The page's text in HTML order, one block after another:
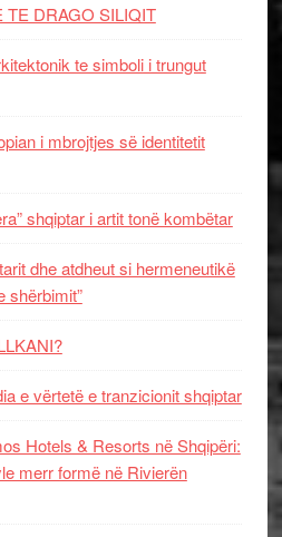
TE DRAGO SILIQIT
te simboli i trungut
i mbrojtjes së identitetit
shqiptar i artit tonë kombëtar
dhe atdheut si hermeneutikë
shërbimit”
e vërtetë e tranzicionit shqiptar
Hotels & Resorts në Shqipëri:
merr formë në Rivierën